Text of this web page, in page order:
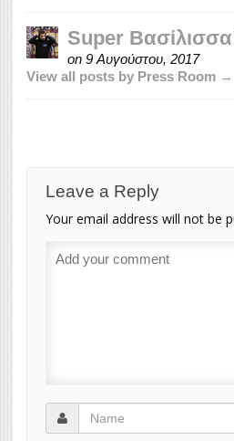
Super
on 9 Αυγούστου, 2017
View all posts by Press Room →
Leave a Reply
Your email address will not be